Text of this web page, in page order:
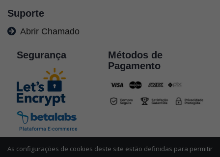
Suporte
Abrir Chamado
Segurança
Métodos de
Pagamento
As configurações de cookies deste site estão definidas para permitir